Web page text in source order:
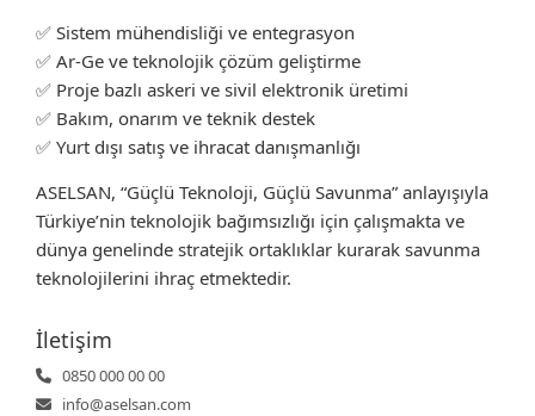
✅ Sistem mühendisliği ve entegrasyon
✅ Ar-Ge ve teknolojik çözüm geliştirme
✅ Proje bazlı askeri ve sivil elektronik üretimi
✅ Bakım, onarım ve teknik destek
✅ Yurt dışı satış ve ihracat danışmanlığı
ASELSAN, “Güçlü Teknoloji, Güçlü Savunma” anlayışıyla
Türkiye’nin teknolojik bağımsızlığı için çalışmakta ve
dünya genelinde stratejik ortaklıklar kurarak savunma
teknolojilerini ihraç etmektedir.
İletişim
0850 000 00 00
info@aselsan.com